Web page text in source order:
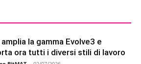
la gamma Evolve3 e
ora tutti i diversi stili di lavoro